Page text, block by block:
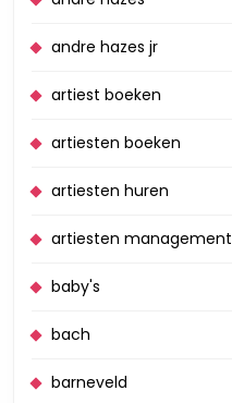
andre hazes jr
artiest boeken
artiesten boeken
artiesten huren
artiesten management
baby's
bach
barneveld